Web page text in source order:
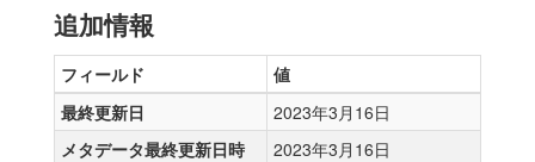
追加情報
フィールド
値
最終更新日
2023年3月16日
メタデータ最終更新日時
2023年3月16日